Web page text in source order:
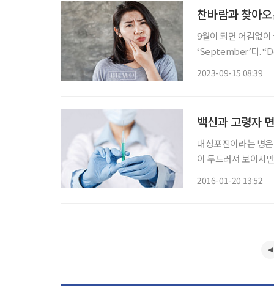
찬바람과 찾아
9월이 되면 어김없
‘September’다.
2023-09-15 08:39
백신과 고령자
대상포진이라는 병
이 두드러져 보이지
2016-01-20 13:52